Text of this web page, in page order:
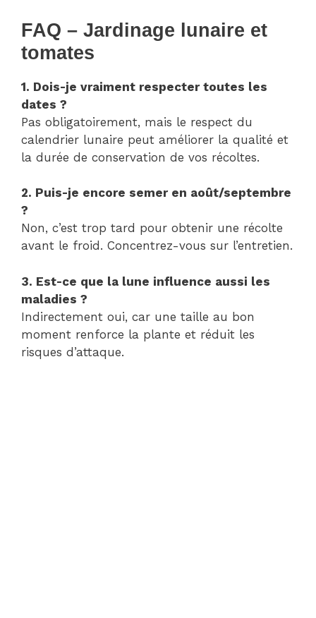
FAQ – Jardinage lunaire et
tomates
1. Dois-je vraiment respecter toutes les
dates ?
Pas obligatoirement, mais le respect du
calendrier lunaire peut améliorer la qualité et
la durée de conservation de vos récoltes.
2. Puis-je encore semer en août/septembre
?
Non, c’est trop tard pour obtenir une récolte
avant le froid. Concentrez-vous sur l’entretien.
3. Est-ce que la lune influence aussi les
maladies ?
Indirectement oui, car une taille au bon
moment renforce la plante et réduit les
risques d’attaque.